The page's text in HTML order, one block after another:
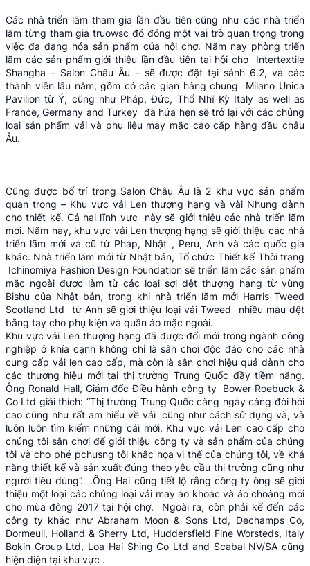
Các nhà triển lãm tham gia lần đầu tiên cũng như các nhà triển
lãm từng tham gia truowsc đó đóng một vai trò quan trọng trong
việc đa dạng hóa sản phẩm của hội chợ. Năm nay phòng triển
lãm các sản phẩm giới thiệu lần đầu tiên tại hội chợ Intertextile
Shangha – Salon Châu Âu – sẽ được đặt tại sảnh 6.2, và các
thành viên lâu năm, gồm có các gian hàng chung Milano Unica
Pavilion từ Ý, cũng như Pháp, Đức, Thổ Nhĩ Kỳ Italy as well as
France, Germany and Turkey đã hứa hẹn sẽ trở lại với các chủng
loại sản phẩm vải và phụ liệu may mặc cao cấp hàng đầu châu
Âu.
Cũng được bố trí trong Salon Châu Âu là 2 khu vực sản phẩm
quan trong – Khu vực vải Len thượng hạng và vài Nhung dành
cho thiết kế. Cả hai lĩnh vực này sẽ giới thiệu các nhà triển lãm
mới. Năm nay, khu vực vải Len thượng hạng sẽ giới thiệu các nhà
triển lãm mới và cũ từ Pháp, Nhật , Peru, Anh và các quốc gia
khác. Nhà triển lãm mới từ Nhật bản, Tổ chức Thiết kế Thời trang
Ichinomiya Fashion Design Foundation sẽ triển lãm các sản phẩm
mặc ngoài được làm từ các loại sợi dệt thượng hạng từ vùng
Bishu của Nhật bản, trong khi nhà triển lãm mới Harris Tweed
Scotland Ltd từ Anh sẽ giới thiệu loại vải Tweed nhiều màu dệt
bằng tay cho phụ kiện và quần áo mặc ngoài.
Khu vực vải Len thượng hạng đã được đổi mới trong ngành công
nghiệp ở khía cạnh không chỉ là sân chơi độc đáo cho các nhà
cung cấp vải len cao cấp, mà còn là sân chơi hiệu quả dành cho
các thương hiệu mới tại thị trường Trung Quốc đầy tiềm năng.
Ông Ronald Hall, Giám đốc Điều hành công ty Bower Roebuck &
Co Ltd giải thích: “Thị trường Trung Quốc càng ngày càng đòi hỏi
cao cũng như rất am hiểu về vải cũng như cách sử dụng và, và
luôn luôn tìm kiếm những cái mới. Khu vực vải Len cao cấp cho
chúng tôi sân chơi để giới thiệu công ty và sản phẩm của chúng
tôi và cho phé pchusng tôi khắc họa vị thế của chúng tôi, về khả
năng thiết kế và sản xuất đúng theo yêu cầu thị trường cũng như
người tiêu dùng”. .Ông Hai cũng tiết lộ rằng công ty ông sẽ giới
thiệu một loại các chủng loại vải may áo khoác và áo choàng mới
cho mùa đông 2017 tại hội chợ. Ngoài ra, còn phải kể đến các
công ty khác như Abraham Moon & Sons Ltd, Dechamps Co,
Dormeuil, Holland & Sherry Ltd, Huddersfield Fine Worsteds, Italy
Bokin Group Ltd, Loa Hai Shing Co Ltd and Scabal NV/SA cũng
hiện diện tại khu vực .